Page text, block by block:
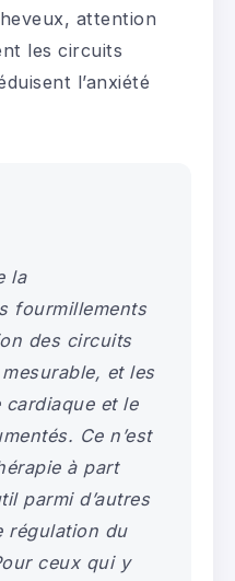
attention
les circuits
l’anxiété
la
fourmillements
des circuits
et les
et le
Ce n’est
à part
parmi d’autres
régulation du
ceux qui y